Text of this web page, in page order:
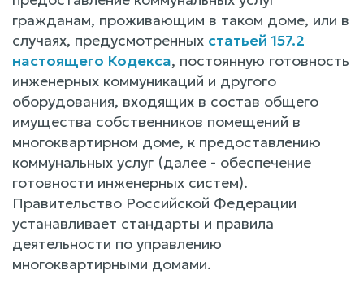
гражданам, проживающим в таком доме, или в
случаях, предусмотренных статьей 157.2
настоящего Кодекса, постоянную готовность
инженерных коммуникаций и другого
оборудования, входящих в состав общего
имущества собственников помещений в
многоквартирном доме, к предоставлению
коммунальных услуг (далее - обеспечение
готовности инженерных систем).
Правительство Российской Федерации
устанавливает стандарты и правила
деятельности по управлению
многоквартирными домами.